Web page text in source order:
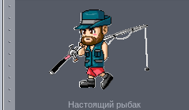
Настоящий рыбак